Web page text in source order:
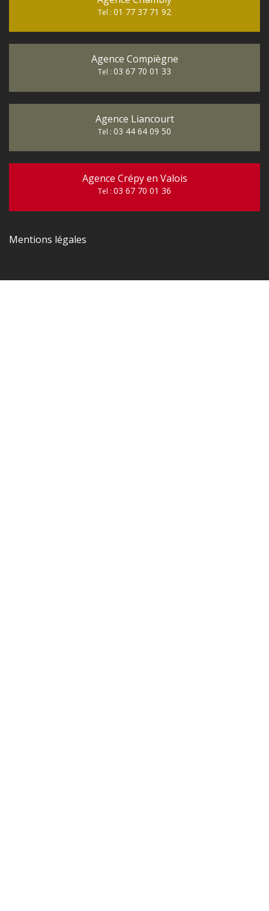
Tel : 01 77 37 71 92
Agence Compiègne
Tel : 03 67 70 01 33
Agence Liancourt
Tel : 03 44 64 09 50
Agence Crépy en Valois
Tel : 03 67 70 01 36
Mentions légales